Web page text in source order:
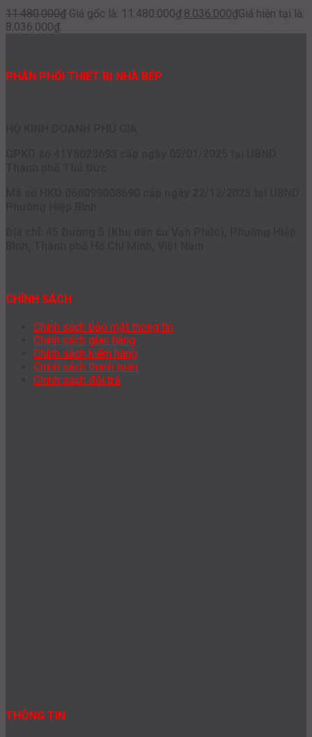
11.480.000₫ Giá gốc là: 11.480.000₫.8.036.000₫Giá hiện tại là:
8.036.000₫.
PHÂN PHỐI THIẾT BỊ NHÀ BẾP
CHÍNH SÁCH
Chính sách bảo mật thông tin
Chính sách giao hàng
Chính sách kiểm hàng
Chính sách thanh toán
Chính sách đổi trả
THÔNG TIN